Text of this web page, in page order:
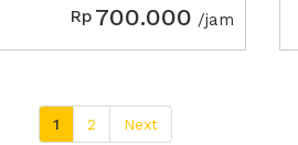
Rp 700.000 /jam
1 2 Next